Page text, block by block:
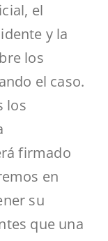
el
y la
los
el caso.
los
firmado
en
su
que una